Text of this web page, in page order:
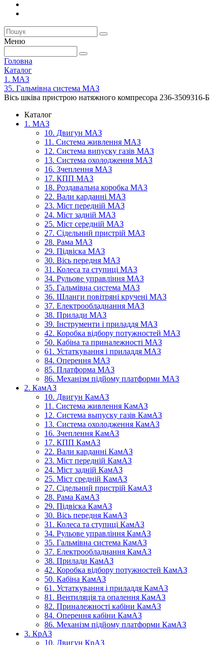
Меню
Головна
Каталог
1. МАЗ
35. Гальмівна система МАЗ
Вісь шківа пристрою натяжного компресора 236-3509316-Б
Каталог
1. МАЗ
10. Двигун МАЗ
11. Система живлення МАЗ
12. Система випуску газів МАЗ
13. Система охолодження МАЗ
16. Зчеплення МАЗ
17. КПП МАЗ
18. Роздавальна коробка МАЗ
22. Вали карданні МАЗ
23. Міст передній МАЗ
24. Міст задній МАЗ
25. Міст середній МАЗ
27. Сідельний пристрій МАЗ
28. Рама МАЗ
29. Підвіска МАЗ
30. Вісь передня МАЗ
31. Колеса та ступиці МАЗ
34. Рульове управління МАЗ
35. Гальмівна система МАЗ
36. Шланги повітряні кручені МАЗ
37. Електрообладнання МАЗ
38. Прилади МАЗ
39. Інструменти і приладдя МАЗ
42. Коробка відбору потужностей МАЗ
50. Кабіна та приналежності МАЗ
61. Устаткування і приладдя МАЗ
84. Оперення МАЗ
85. Платформа МАЗ
86. Механізм підйому платформи МАЗ
2. КамАЗ
10. Двигун КамАЗ
11. Система живлення КамАЗ
12. Система выпуску газів КамАЗ
13. Система охолодження КамАЗ
16. Зчеплення КамАЗ
17. КПП КамАЗ
22. Вали карданні КамАЗ
23. Міст передній КамАЗ
24. Міст задній КамАЗ
25. Міст средній КамАЗ
27. Сідельний пристрій КамАЗ
28. Рама КамАЗ
29. Підвіска КамАЗ
30. Вісь передня КамАЗ
31. Колеса та ступиці КамАЗ
34. Рульове управління КамАЗ
35. Гальмівна система КамАЗ
37. Електрообладнання КамАЗ
38. Прилади КамАЗ
42. Коробка відбору потужностей КамАЗ
50. Кабіна КамАЗ
61. Устаткування і приладдя КамАЗ
81. Вентиляція та опалення КамАЗ
82. Приналежності кабіни КамАЗ
84. Оперення кабіни КамАЗ
86. Механізм підйому платформи КамАЗ
3. КрАЗ
10. Двигун КрАЗ